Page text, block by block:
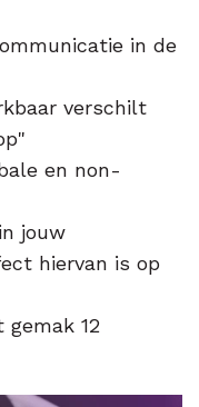
in de
verschilt
en non-
jouw
hiervan is op
gemak 12